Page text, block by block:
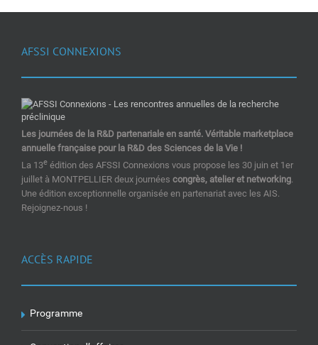
AFSSI CONNEXIONS
Les journées de la R&D partenariale en santé. Véritable marketplace
annuelle française pour la R&D des Sciences de la Vie !
La 13e édition des AFSSI Connexions vous propose les 30 juin et 1er
juillet à MONTPELLIER deux journées congrès, atelier et networking.
Une édition exceptionnelle organisée en partenariat avec les AIS.
Rejoignez-nous !
ACCÈS RAPIDE
Programme